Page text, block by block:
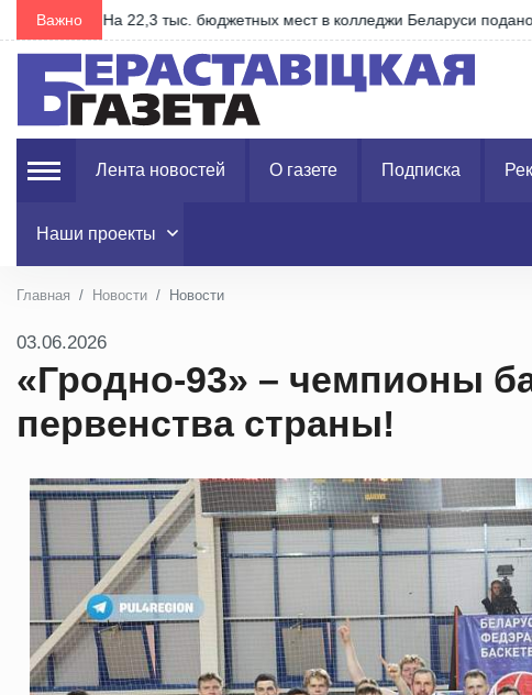
Важно Запрашаем на свята хлеба "З прыпёкам!"
Лента новостей О газете Подписка
Наши проекты
Главная Новости Новости
03.06.2026
«Гродно-93» – чемпионы
первенства страны!